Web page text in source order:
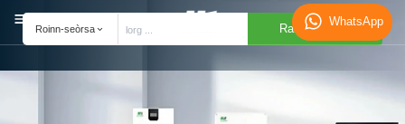
WhatsApp
Roinn-seòrsa Rannsachadh